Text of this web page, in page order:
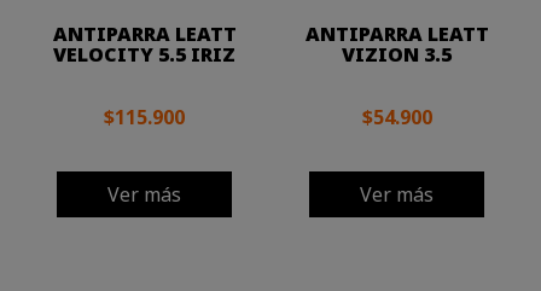
ANTIPARRA LEATT
VELOCITY 5.5 IRIZ
$115.900
Ver más
ANTIPARRA LEATT
VIZION 3.5
$54.900
Ver más